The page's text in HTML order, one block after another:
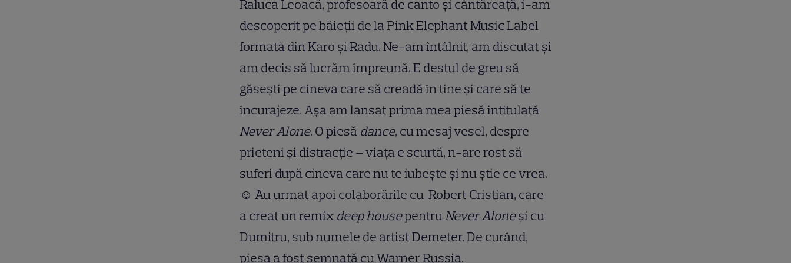
Raluca Leoacă, profesoară de canto și cântăreață, i-am
descoperit pe băieții de la Pink Elephant Music Label
formată din Karo și Radu. Ne-am întâlnit, am discutat și
am decis să lucrăm împreună. E destul de greu să
găsești pe cineva care să creadă în tine și care să te
încurajeze. Așa am lansat prima mea piesă intitulată
Never Alone. O piesă dance, cu mesaj vesel, despre
prieteni și distracție – viața e scurtă, n-are rost să
suferi după cineva care nu te iubește și nu știe ce vrea.
☺ Au urmat apoi colaborările cu Robert Cristian, care
a creat un remix deep housepentruNever Aloneși cu
Dumitru, sub numele de artist Demeter. De curând,
piesa a fost semnată cu Warner Russia.